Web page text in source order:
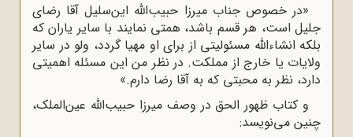
«در خصوص جناب میرزا حبیب‌الله این‌سلیل آقا رضاى
جلیل است، هر قسم باشد، همتى نمایند با سایر یاران که
بلکه انشاءاللّه‌ مسئولیتى از براى او مهیا گردد، ولو در سایر
ولایات یا خارج از مملکت. در نظر من این مسئله اهمیتى
دارد، نظر به محبتى که به آقا رضا دارم.»
و کتاب ظهور الحق در وصف میرزا حبیب‌الله عین‌الملک،
چنین مى‌نویسد: